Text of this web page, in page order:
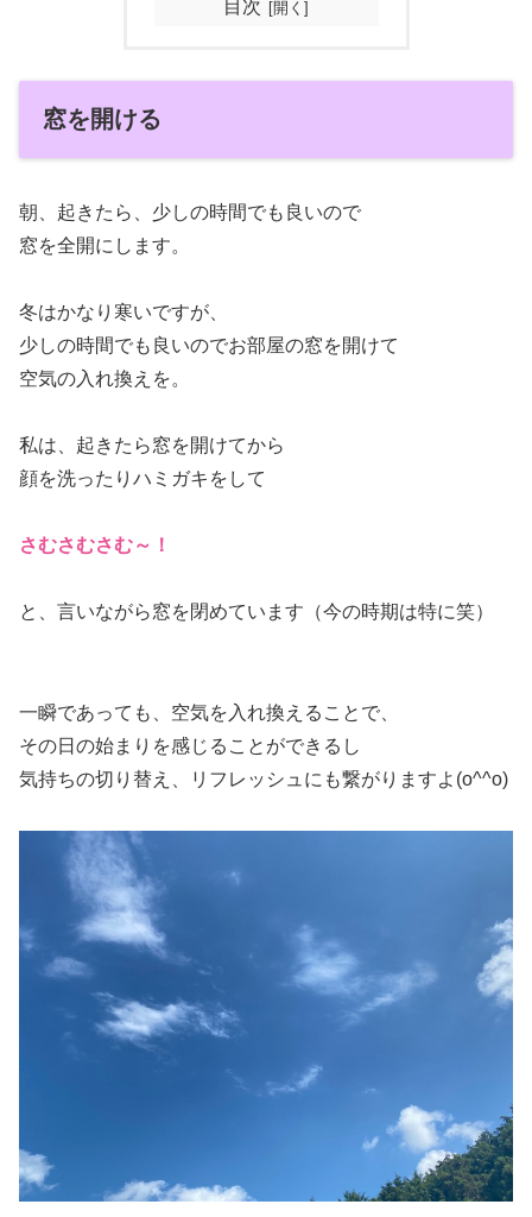
目次
窓を開ける
朝、起きたら、少しの時間でも良いので
窓を全開にします。
冬はかなり寒いですが、
少しの時間でも良いのでお部屋の窓を開けて
空気の入れ換えを。
私は、起きたら窓を開けてから
顔を洗ったりハミガキをして
さむさむさむ～！
と、言いながら窓を閉めています（今の時期は特に笑）
一瞬であっても、空気を入れ換えることで、
その日の始まりを感じることができるし
気持ちの切り替え、リフレッシュにも繋がりますよ(o^^o)